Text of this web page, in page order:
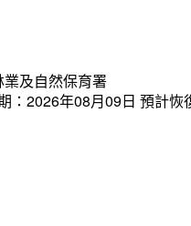
及自然保育署
：2026年08月09日 預計